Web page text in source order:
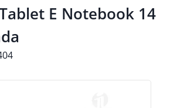
E Notebook 14